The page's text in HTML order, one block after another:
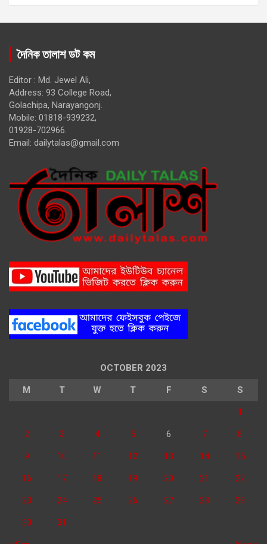
দৈনিক তালাশ ডট কম
Editor : Md. Jewel Ali,
Address: 93 College Road,
Golachipa, Narayangonj.
Mobile: 01818-939232,
01928-702966.
Email: dailytalas@gmail.com
OCTOBER 2023
M T W T F S S
1
2 3 4 5 6 7 8
9 10 11 12 13 14 15
16 17 18 19 20 21 22
23 24 25 26 27 28 29
30 31